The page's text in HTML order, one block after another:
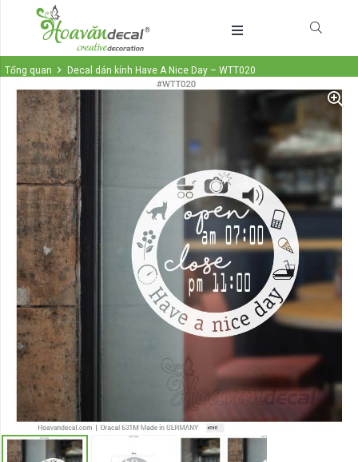
Tổng quan Decal dán kính Have A Nice Day – WTT020